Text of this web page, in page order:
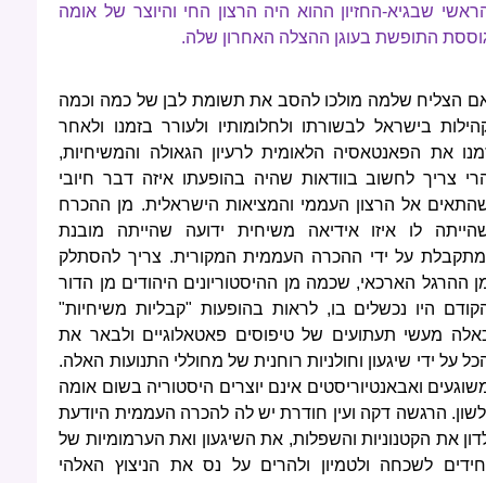
שבגיא-החזיון ההוא היה הרצון החי והיוצר של אומה
התופשת בעוגן ההצלה האחרון שלה.
הצליח שלמה מולכו להסב את תשומת לבן של כמה וכמה
בישראל לבשורתו ולחלומותיו ולעורר בזמנו ולאחר
את הפאנטאסיה הלאומית לרעיון הגאולה והמשיחיות,
צריך לחשוב בוודאות שהיה בהופעתו איזה דבר חיובי
אל הרצון העממי והמציאות הישראלית. מן ההכרח
לו איזו אידיאה משיחית ידועה שהייתה מובנת
על ידי ההכרה העממית המקורית. צריך להסתלק
ההרגל הארכאי, שכמה מן ההיסטוריונים היהודים מן הדור
היו נכשלים בו, לראות בהופעות "קבליות משיחיות"
מעשי תעתועים של טיפוסים פאטאלוגיים ולבאר את
על ידי שיגעון וחולניות רוחנית של מחוללי התנועות האלה.
ואבאנטיוריסטים אינם יוצרים היסטוריה בשום אומה
הרגשה דקה ועין חודרת יש לה להכרה העממית היודעת
את הקטנוניות והשפלות, את השיגעון ואת הערמומיות של
לשכחה ולטמיון ולהרים על נס את הניצוץ האלהי